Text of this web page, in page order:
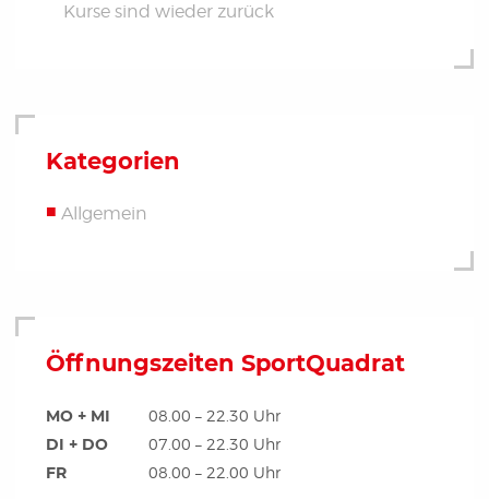
Kurse sind wieder zurück
Kategorien
Allgemein
Öffnungszeiten SportQuadrat
MO + MI 08.00 – 22.30 Uhr
DI + DO 07.00 – 22.30 Uhr
FR 08.00 – 22.00 Uhr